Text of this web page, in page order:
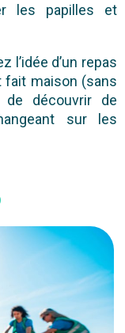
les papilles et
l’idée d’un repas
fait maison (sans
de découvrir de
sur les